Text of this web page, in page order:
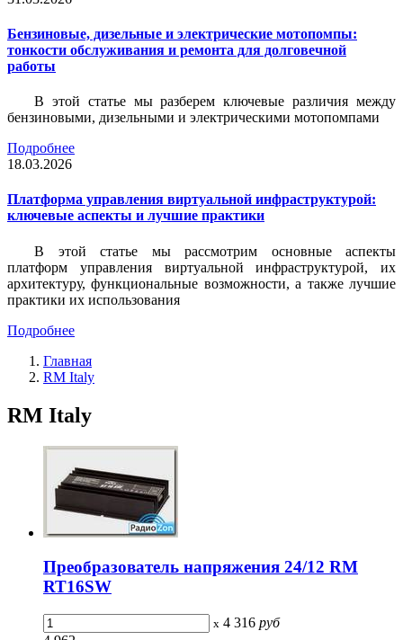
Бензиновые, дизельные и электрические мотопомпы:
тонкости обслуживания и ремонта для долговечной
работы
В этой статье мы разберем ключевые различия между
бензиновыми, дизельными и электрическими мотопомпами
Подробнее
18.03.2026
Платформа управления виртуальной инфраструктурой:
ключевые аспекты и лучшие практики
В этой статье мы рассмотрим основные аспекты
платформ управления виртуальной инфраструктурой, их
архитектуру, функциональные возможности, а также лучшие
практики их использования
Подробнее
Главная
RM Italy
RM Italy
Преобразователь напряжения 24/12 RM
RT16SW
x 4 316 руб